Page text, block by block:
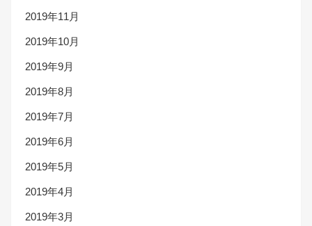
2019年11月
2019年10月
2019年9月
2019年8月
2019年7月
2019年6月
2019年5月
2019年4月
2019年3月